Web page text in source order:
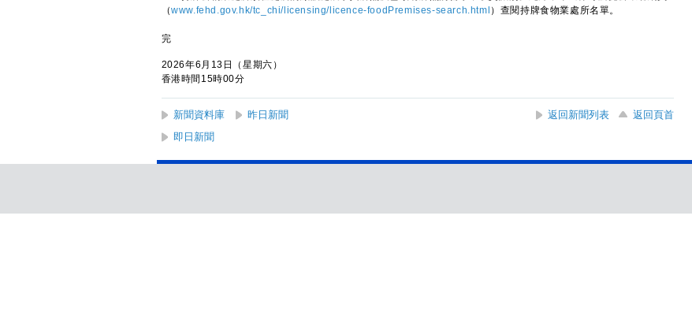
（www.fehd.gov.hk/tc_chi/licensing/licence-foodPremises-search.html ）查閱持牌食物業處所名單。
完
2026年6月13日（星期六）
香港時間15時00分
新聞資料庫 昨日新聞 返回新聞列表
返回頁首
即日新聞